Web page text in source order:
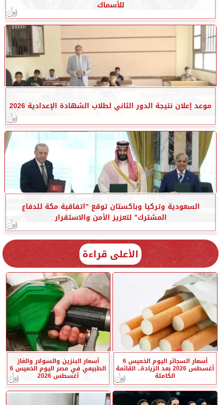
للأسماك
موعد إعلان نتيجة الدور الثاني لطلاب الشهادة الإعدادية 2026
السعودية وتركيا وباكستان توقع ”اتفاقية مكة للدفاع
المشترك” لتعزيز الأمن والاستقرار
الأعلى قراءة
أسعار السجائر اليوم الخميس 6
أغسطس 2026 بعد الزيادة.. القائمة
الكاملة
أسعار البنزين والسولار والغاز
الطبيعي في مصر اليوم الخميس 6
أغسطس 2026